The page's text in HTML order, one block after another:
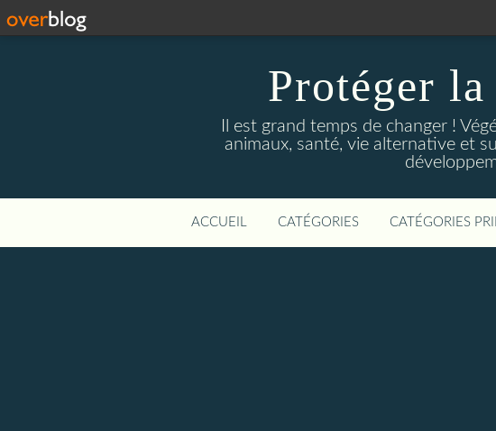
Protéger
Il est grand temps de changer !
animaux, santé, vie alternative et
ACCUEIL CATÉGORIES CATÉGORIES